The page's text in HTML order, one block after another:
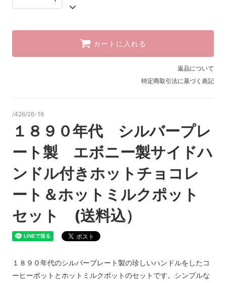
カートに入れる
返品について
特定商取引法に基づく表記
/426/26-16
１８９０年代 シルバープレ
ート製 エボニー製サイドハ
ンドル付きホットチョコレ
ート＆ホットミルクポット
セット (送料込）
１８９０年代のシルバープレート製の珍しいハンドルをしたコ
ーヒーポットとホットミルクポットのセットです。シンプルな